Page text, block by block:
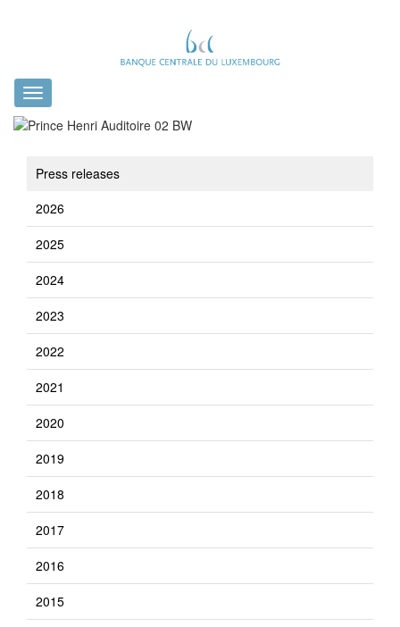
Toggle
navigation
Press releases
2026
2025
2024
2023
2022
2021
2020
2019
2018
2017
2016
2015